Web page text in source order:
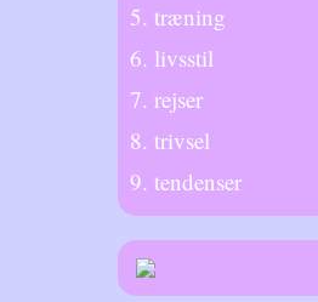
træning
livsstil
rejser
trivsel
tendenser